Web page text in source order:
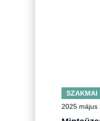
2025 május
SZAKMAI